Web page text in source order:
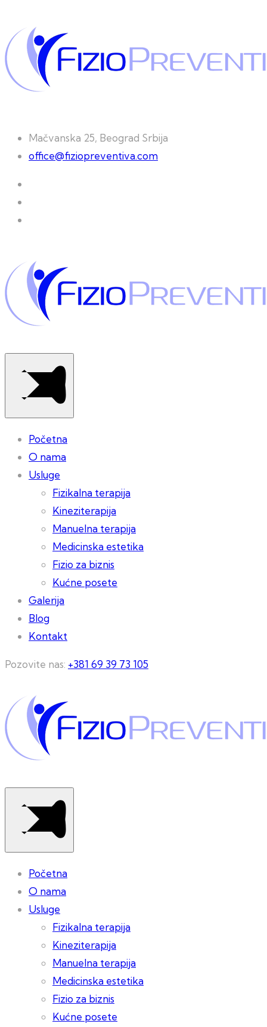
Mačvanska 25, Beograd Srbija
office@fiziopreventiva.com
Početna
O nama
Usluge
Fizikalna terapija
Kineziterapija
Manuelna terapija
Medicinska estetika
Fizio za biznis
Kućne posete
Galerija
Blog
Kontakt
Pozovite nas: +381 69 39 73 105
Početna
O nama
Usluge
Fizikalna terapija
Kineziterapija
Manuelna terapija
Medicinska estetika
Fizio za biznis
Kućne posete